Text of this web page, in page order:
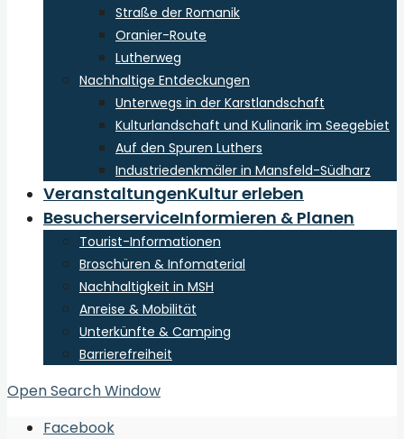
Straße der Romanik
Oranier-Route
Lutherweg
Nachhaltige Entdeckungen
Unterwegs in der Karstlandschaft
Kulturlandschaft und Kulinarik im Seegebiet
Auf den Spuren Luthers
Industriedenkmäler in Mansfeld-Südharz
VeranstaltungenKultur erleben
BesucherserviceInformieren & Planen
Tourist-Informationen
Broschüren & Infomaterial
Nachhaltigkeit in MSH
Anreise & Mobilität
Unterkünfte & Camping
Barrierefreiheit
Open Search Window
Facebook